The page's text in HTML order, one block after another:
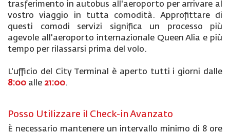
trasferimento in autobus all'aeroporto per arrivare al
vostro viaggio in tutta comodità. Approfittare di
questi comodi servizi significa un processo più
agevole all'aeroporto internazionale Queen Alia e più
tempo per rilassarsi prima del volo.
L'ufficio del City Terminal è aperto tutti i giorni dalle
8:00 alle 21:00.
Posso Utilizzare il Check-in Avanzato
È necessario mantenere un intervallo minimo di 8 ore